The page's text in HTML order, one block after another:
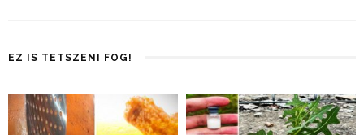
EZ IS TETSZENI FOG!